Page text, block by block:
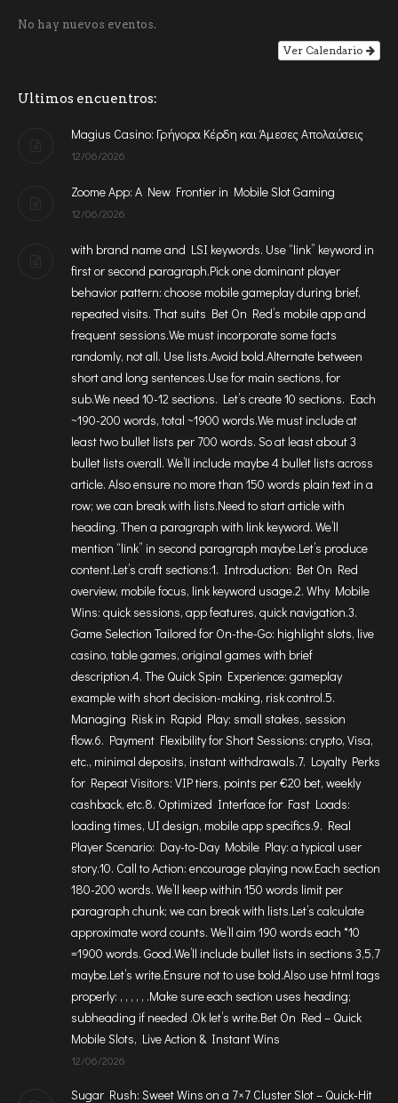
No hay nuevos eventos.
Ver Calendario
Ultimos encuentros:
Magius Casino: Γρήγορα Κέρδη και Άμεσες Απολαύσεις
12/06/2026
Zoome App: A New Frontier in Mobile Slot Gaming
12/06/2026
with brand name and LSI keywords. Use “link” keyword in
first or second paragraph.Pick one dominant player
behavior pattern: choose mobile gameplay during brief,
repeated visits. That suits Bet On Red’s mobile app and
frequent sessions.We must incorporate some facts
randomly, not all. Use lists.Avoid bold.Alternate between
short and long sentences.Use for main sections, for
sub.We need 10-12 sections. Let’s create 10 sections. Each
~190-200 words, total ~1900 words.We must include at
least two bullet lists per 700 words. So at least about 3
bullet lists overall. We’ll include maybe 4 bullet lists across
article. Also ensure no more than 150 words plain text in a
row; we can break with lists.Need to start article with
heading. Then a paragraph with link keyword. We’ll
mention “link” in second paragraph maybe.Let’s produce
content.Let’s craft sections:1. Introduction: Bet On Red
overview, mobile focus, link keyword usage.2. Why Mobile
Wins: quick sessions, app features, quick navigation.3.
Game Selection Tailored for On-the-Go: highlight slots, live
casino, table games, original games with brief
description.4. The Quick Spin Experience: gameplay
example with short decision-making, risk control.5.
Managing Risk in Rapid Play: small stakes, session
flow.6. Payment Flexibility for Short Sessions: crypto, Visa,
etc., minimal deposits, instant withdrawals.7. Loyalty Perks
for Repeat Visitors: VIP tiers, points per €20 bet, weekly
cashback, etc.8. Optimized Interface for Fast Loads:
loading times, UI design, mobile app specifics.9. Real
Player Scenario: Day-to-Day Mobile Play: a typical user
story.10. Call to Action: encourage playing now.Each section
180-200 words. We’ll keep within 150 words limit per
paragraph chunk; we can break with lists.Let’s calculate
approximate word counts. We’ll aim 190 words each *10
=1900 words. Good.We’ll include bullet lists in sections 3,5,7
maybe.Let’s write.Ensure not to use bold.Also use html tags
properly: , , , , , .Make sure each section uses heading;
subheading if needed .Ok let’s write.Bet On Red – Quick
Mobile Slots, Live Action & Instant Wins
12/06/2026
Sugar Rush: Sweet Wins on a 7×7 Cluster Slot – Quick‑Hit